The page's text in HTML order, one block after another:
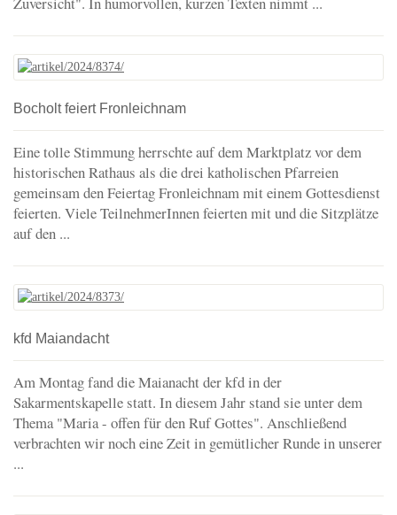
Bocholt feiert Fronleichnam
Eine tolle Stimmung herrschte auf dem Marktplatz vor dem
historischen Rathaus als die drei katholischen Pfarreien
gemeinsam den Feiertag Fronleichnam mit einem Gottesdienst
feierten. Viele TeilnehmerInnen feierten mit und die Sitzplätze
auf den ...
kfd Maiandacht
Am Montag fand die Maianacht der kfd in der
Sakarmentskapelle statt. In diesem Jahr stand sie unter dem
Thema "Maria - offen für den Ruf Gottes". Anschließend
verbrachten wir noch eine Zeit in gemütlicher Runde in unserer
...